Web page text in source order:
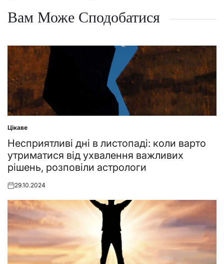
Вам Може Сподобатися
Posted
in
Цікаве
Несприятливі дні в листопаді: коли варто
утриматися від ухвалення важливих
рішень, розповіли астрологи
Posted
29.10.2024